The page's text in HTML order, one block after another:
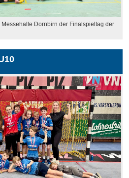
Dornbirn der Finalspieltag der